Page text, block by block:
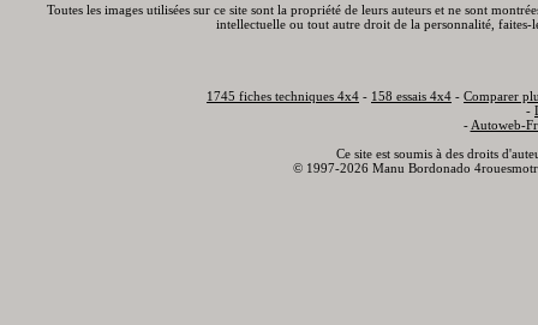
Toutes les images utilisées sur ce site sont la propriété de leurs auteurs et ne sont
intellectuelle ou tout autre droit de la personnalité,
1745 fiches techniques 4x4 - 158 essais 4x4 - Comparer
-
- Autoweb-
Ce site est soumis à des droits
© 1997-2026 Manu Bordonado